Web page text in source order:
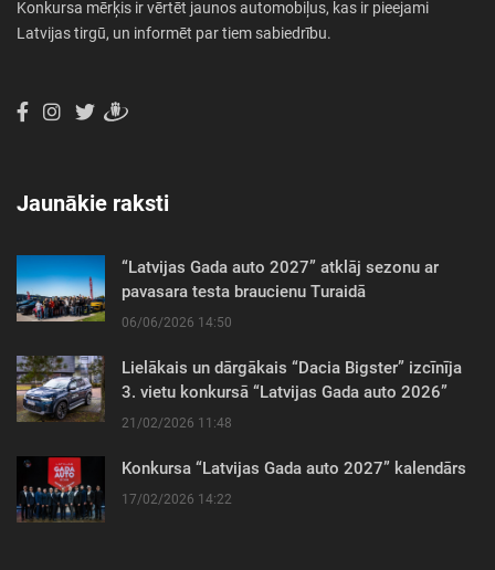
Konkursa mērķis ir vērtēt jaunos automobiļus, kas ir pieejami
Latvijas tirgū, un informēt par tiem sabiedrību.
Jaunākie raksti
“Latvijas Gada auto 2027” atklāj sezonu ar
pavasara testa braucienu Turaidā
06/06/2026 14:50
Lielākais un dārgākais “Dacia Bigster” izcīnīja
3. vietu konkursā “Latvijas Gada auto 2026”
21/02/2026 11:48
Konkursa “Latvijas Gada auto 2027” kalendārs
17/02/2026 14:22